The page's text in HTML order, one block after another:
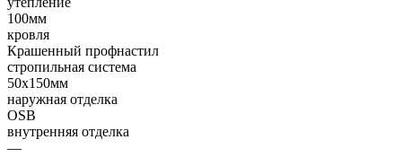
100мм
кровля
Крашенный профнастил
стропильная система
50х150мм
наружная отделка
OSB
внутренняя отделка
—